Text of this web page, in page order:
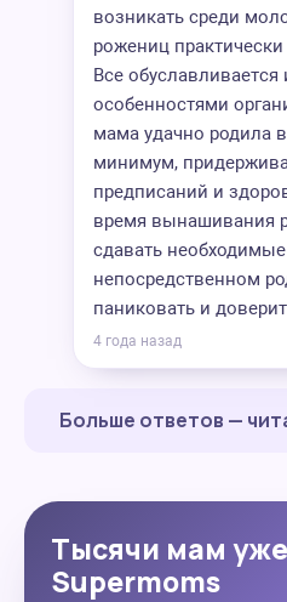
возникать среди
рожениц
Все
особенностями
мама удачно родила в
минимум,
предписаний и
время вынашивания
сдавать
непосредственном
паниковать и
4 года назад
Больше ответов —
Тысячи мам
Supermoms